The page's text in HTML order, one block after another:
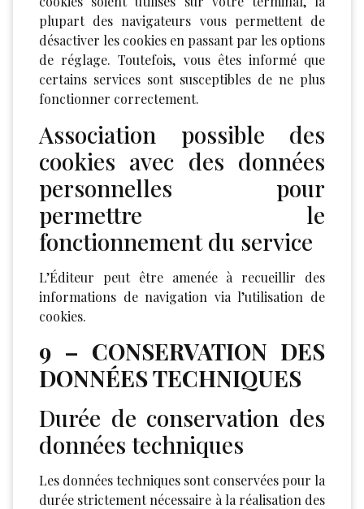
plupart des navigateurs vous permettent de
désactiver les cookies en passant par les options
de réglage. Toutefois, vous êtes informé que
certains services sont susceptibles de ne plus
fonctionner correctement.
Association possible des
cookies avec des données
personnelles pour
permettre le
fonctionnement du service
L’Éditeur peut être amenée à recueillir des
informations de navigation via l’utilisation de
cookies.
9 – CONSERVATION DES
DONNÉES TECHNIQUES
Durée de conservation des
données techniques
Les données techniques sont conservées pour la
durée strictement nécessaire à la réalisation des